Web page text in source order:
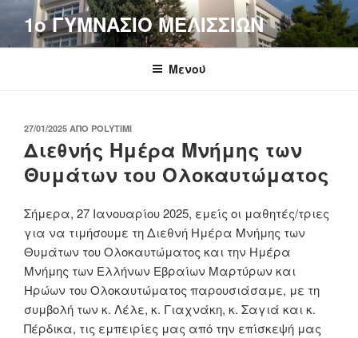
Μετάβαση
περιεχόμενο
1o ΓΥΜΝΑΣΙΟ ΜΕΛΙΣΣΙΩΝ
Μενού
ΔΗΜΟΣΙΕΎΤΗΚΕ
ΣΤΙΣ
27/01/2025 ΑΠΌ POLYTIMI
Διεθνής Ημέρα Μνήμης των
Θυμάτων του Ολοκαυτώματος
Σήμερα, 27 Ιανουαρίου 2025, εμείς οι μαθητές/τριες
για να τιμήσουμε τη Διεθνή Ημέρα Μνήμης των
Θυμάτων του Ολοκαυτώματος και την Ημέρα
Μνήμης των Ελλήνων Εβραίων Μαρτύρων και
Ηρώων του Ολοκαυτώματος παρουσιάσαμε, με τη
συμβολή των κ. Λέλε, κ. Γιαχνάκη, κ. Σαγιά και κ.
Πέρδικα, τις εμπειρίες μας από την επίσκεψή μας